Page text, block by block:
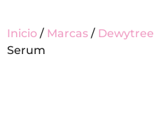
Inicio / Marcas / Dewytree
Serum